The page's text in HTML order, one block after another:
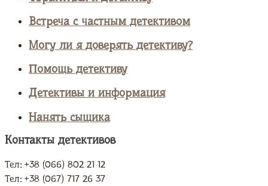
Встреча с частным детективом
Могу ли я доверять детективу?
Помощь детективу
Детективы и информация
Нанять сыщика
Контакты детективов
Тел: +38 (066) 802 21 12
Тел: +38 (067) 717 26 37